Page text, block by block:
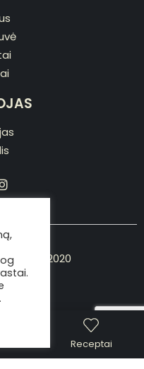
Receptai
chef 2020
developeris.lt
.